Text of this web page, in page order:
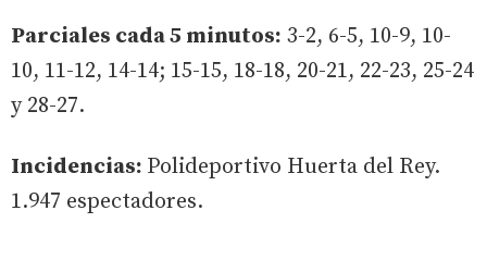
Parciales cada 5 minutos: 3-2, 6-5, 10-9, 10-
10, 11-12, 14-14; 15-15, 18-18, 20-21, 22-23, 25-24
y 28-27.
Incidencias: Polideportivo Huerta del Rey.
1.947 espectadores.